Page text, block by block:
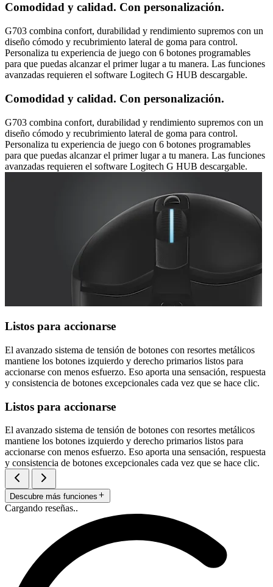
Comodidad y calidad. Con personalización.
G703 combina confort, durabilidad y rendimiento supremos con un
diseño cómodo y recubrimiento lateral de goma para control.
Personaliza tu experiencia de juego con 6 botones programables
para que puedas alcanzar el primer lugar a tu manera. Las funciones
avanzadas requieren el software Logitech G HUB descargable.
Comodidad y calidad. Con personalización.
G703 combina confort, durabilidad y rendimiento supremos con un
diseño cómodo y recubrimiento lateral de goma para control.
Personaliza tu experiencia de juego con 6 botones programables
para que puedas alcanzar el primer lugar a tu manera. Las funciones
avanzadas requieren el software Logitech G HUB descargable.
Listos para accionarse
El avanzado sistema de tensión de botones con resortes metálicos
mantiene los botones izquierdo y derecho primarios listos para
accionarse con menos esfuerzo. Eso aporta una sensación, respuesta
y consistencia de botones excepcionales cada vez que se hace clic.
Listos para accionarse
El avanzado sistema de tensión de botones con resortes metálicos
mantiene los botones izquierdo y derecho primarios listos para
accionarse con menos esfuerzo. Eso aporta una sensación, respuesta
y consistencia de botones excepcionales cada vez que se hace clic.
Descubre más funciones
Cargando reseñas..